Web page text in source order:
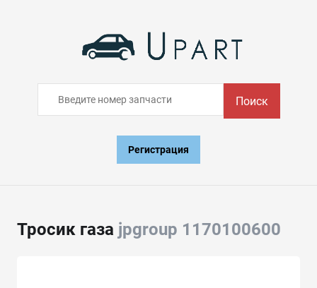
Поиск
Регистрация
Тросик газа jpgroup 1170100600